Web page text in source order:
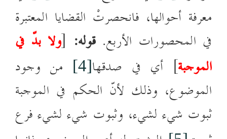
معرفة أحوالها، فانحصرتْ القضايا المعتبرة
في المحصورات الأربع.قوله: [ولا بدّ في
الموجبة] أي في صدقها[4] من وجود
الموضوع، وذلك لأنّ الحكم في الموجبة
ثبوت شيء لشيء، وثبوت شيء لشيء فرع